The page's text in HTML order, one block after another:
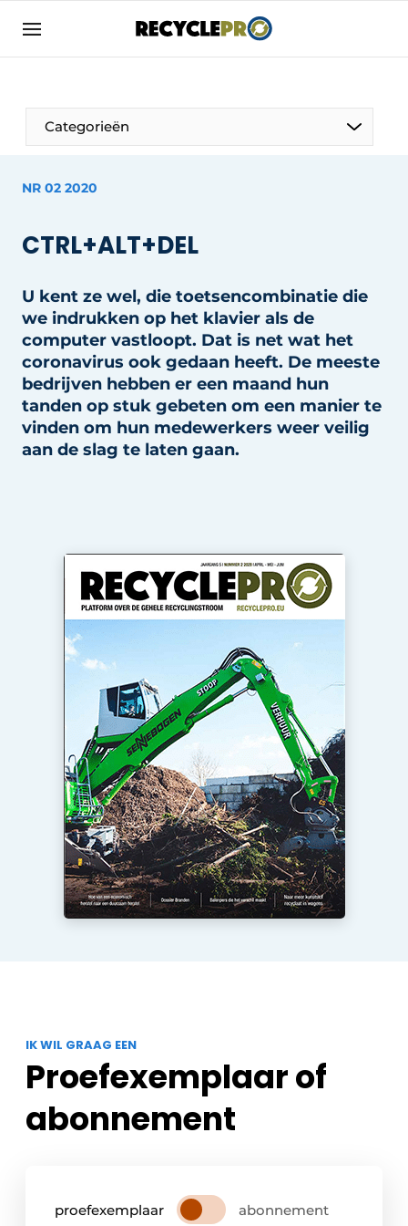
Aanmelden
Bedrijven
Bedrijven
Contact
Evenement aanmelden
Nieuwsbrief
Podcasts
Privacy / Cookie statement
RecyclePro | Vakblad over de gehele
recyclingstroom in België
Vacature aanmelden
Categorieën
De Pen
Harde Cijfers
Recyclagebedrijf in de kijker
Vrouw in de kijker
Safety First
Recyclinginstallaties
Detectieapparatuur
Persen
Stofbeheersing
Uitrustingsstukken
Shredders
Transportbanden
Zeven & Brekers
Bedrijfsafval
Glasrecyclage
Houtafval
Kunststofafval
Metaalrecyclage
NR 02 2020
CTRL+ALT+DEL
U kent ze wel, die toetsencombinatie die
we indrukken op het klavier als de
computer vastloopt. Dat is net wat het
coronavirus ook gedaan heeft. De meeste
bedrijven hebben er een maand hun
tanden op stuk gebeten om een manier te
vinden om hun medewerkers weer veilig
aan de slag te laten gaan.
IK WIL GRAAG EEN
Proefexemplaar of
abonnement
proefexemplaar abonnement